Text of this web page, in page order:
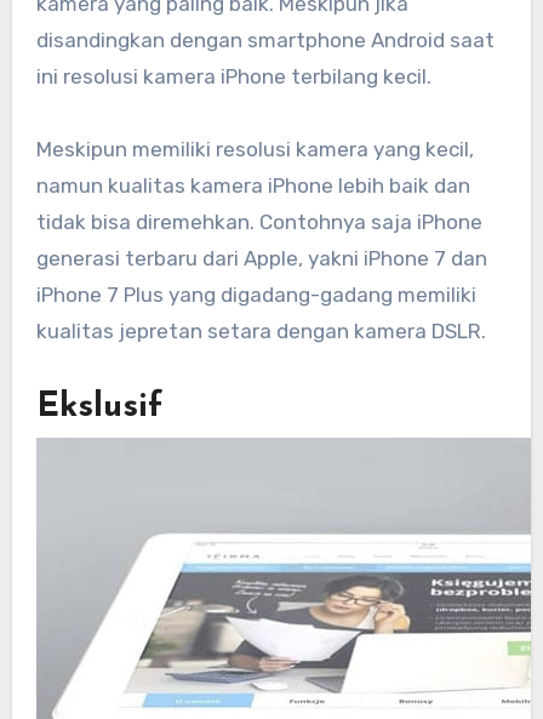
disandingkan dengan smartphone Android saat
ini resolusi kamera iPhone terbilang kecil.
Meskipun memiliki resolusi kamera yang kecil,
namun kualitas kamera iPhone lebih baik dan
tidak bisa diremehkan. Contohnya saja iPhone
generasi terbaru dari Apple, yakni iPhone 7 dan
iPhone 7 Plus yang digadang-gadang memiliki
kualitas jepretan setara dengan kamera DSLR.
Ekslusif